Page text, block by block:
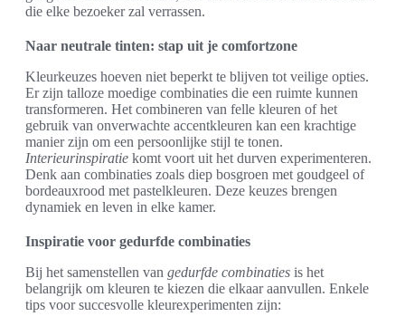
die elke bezoeker zal verrassen.
Naar neutrale tinten: stap uit je comfortzone
Kleurkeuzes hoeven niet beperkt te blijven tot veilige opties.
Er zijn talloze moedige combinaties die een ruimte kunnen
transformeren. Het combineren van felle kleuren of het
gebruik van onverwachte accentkleuren kan een krachtige
manier zijn om een persoonlijke stijl te tonen.
Interieurinspiratie komt voort uit het durven experimenteren.
Denk aan combinaties zoals diep bosgroen met goudgeel of
bordeauxrood met pastelkleuren. Deze keuzes brengen
dynamiek en leven in elke kamer.
Inspiratie voor gedurfde combinaties
Bij het samenstellen van gedurfde combinaties is het
belangrijk om kleuren te kiezen die elkaar aanvullen. Enkele
tips voor succesvolle kleurexperimenten zijn: